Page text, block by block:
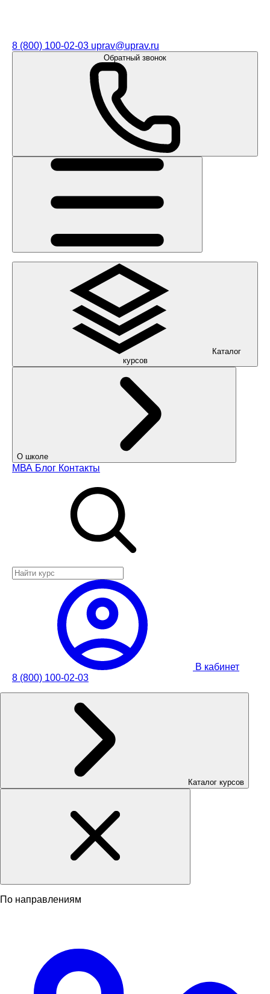
8 (800) 100-02-03 uprav@uprav.ru
Обратный звонок
Каталог
курсов
О школе
МВА Блог Контакты
В кабинет
8 (800) 100-02-03
Каталог курсов
По направлениям